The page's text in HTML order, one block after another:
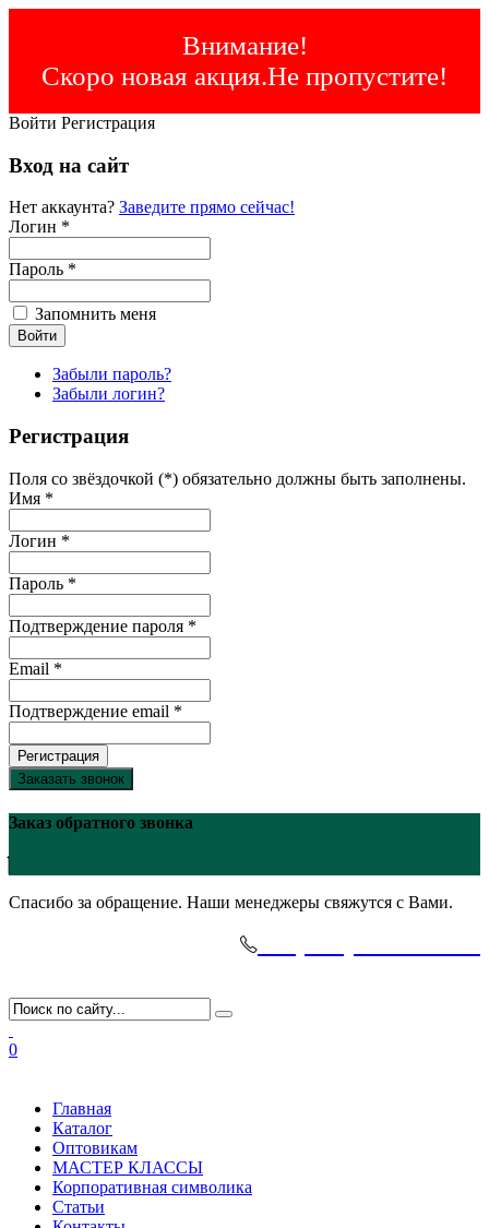
Внимание!
Скоро новая акция.Не пропустите!
Войти Регистрация
Вход на сайт
Нет аккаунта? Заведите прямо сейчас!
Логин *
Пароль *
Запомнить меня
Забыли пароль?
Забыли логин?
Регистрация
Поля со звёздочкой (*) обязательно должны быть заполнены.
Имя *
Логин *
Пароль *
Подтверждение пароля *
Email *
Подтверждение email *
Регистрация
Заказать звонок
Заказ обратного звонка
Спасибо за обращение. Наши менеджеры свяжутся с Вами.
0
Главная
Каталог
Оптовикам
МАСТЕР КЛАССЫ
Корпоративная символика
Статьи